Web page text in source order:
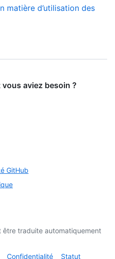
matière d’utilisation des
aviez besoin ?
GitHub
traduite automatiquement
Confidentialité Statut